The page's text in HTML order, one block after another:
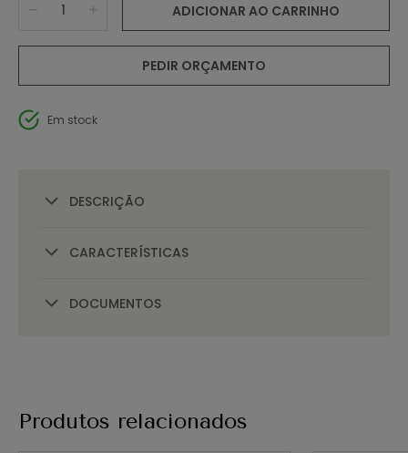
ADICIONAR AO CARRINHO
PEDIR ORÇAMENTO
Em stock
DESCRIÇÃO
CARACTERÍSTICAS
DOCUMENTOS
Produtos relacionados